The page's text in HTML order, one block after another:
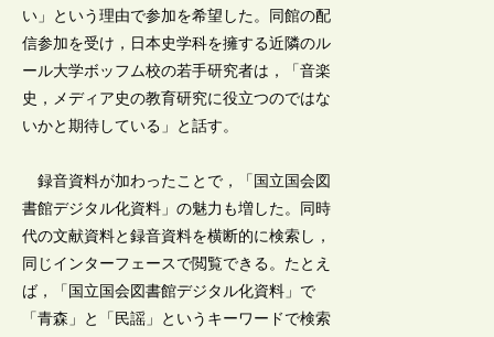
い」という理由で参加を希望した。同館の配
信参加を受け，日本史学科を擁する近隣のル
ール大学ボッフム校の若手研究者は，「音楽
史，メディア史の教育研究に役立つのではな
いかと期待している」と話す。
録音資料が加わったことで，「国立国会図
書館デジタル化資料」の魅力も増した。同時
代の文献資料と録音資料を横断的に検索し，
同じインターフェースで閲覧できる。たとえ
ば，「国立国会図書館デジタル化資料」で
「青森」と「民謡」というキーワードで検索